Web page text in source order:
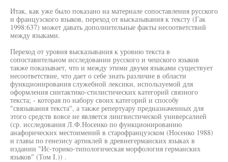
Итак, как уже было показано на материале сопоставления русского
и французского языков, переход от высказывания к тексту (Гак
1998:637) может давать дополнительные факты несоответствий
между языками.
Переход от уровня высказывания к уровню текста в
сопоставительном исследовании русского и чешского языков
также показывает, что и между этими двумя языками существует
несоответствие, что дает о себе знать различие в области
функционирования служебной лексики, используемой для
оформления синтактико-стилистических категорий связного
текста; - которая по набору своих категорий и способу
"связывания текста", а также репертуару предназначенных для
этого средств вовсе не является лингвистической универсалией
(ср. исследования Л.Ф.Носенко по функционированию
анафорических местоимений в старофранцузском (Носенко 1988)
и главы по генезису артиклей в древнегерманских языках в
издании "Ис-торико-типологическая морфология германских
языков" (Том I.)) .